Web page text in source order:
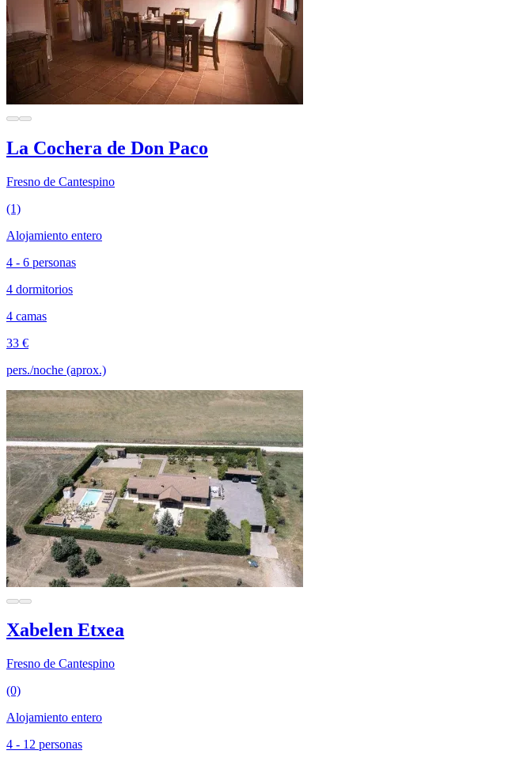
La Cochera de Don Paco
Fresno de Cantespino
(1)
Alojamiento entero
4 - 6 personas
4 dormitorios
4 camas
33 €
pers./noche (aprox.)
Xabelen Etxea
Fresno de Cantespino
(0)
Alojamiento entero
4 - 12 personas